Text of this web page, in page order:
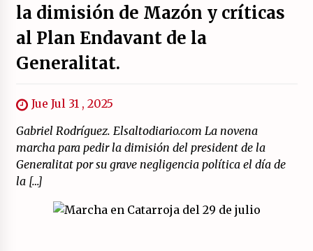
la dimisión de Mazón y críticas
al Plan Endavant de la
Generalitat.
Jue Jul 31 , 2025
Gabriel Rodríguez. Elsaltodiario.com La novena
marcha para pedir la dimisión del president de la
Generalitat por su grave negligencia política el día de
la […]